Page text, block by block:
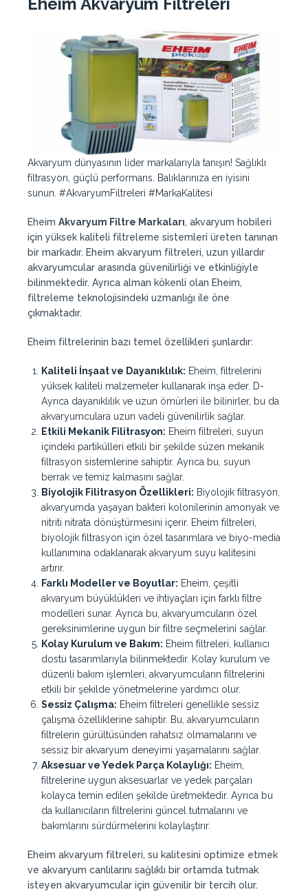
Akvaryum dünyasının lider markalarıyla tanışın! Sağlıklı
filtrasyon, güçlü performans. Balıklarınıza en iyisini
sunun. #AkvaryumFiltreleri #MarkaKalitesi
Eheim Akvaryum Filtre Markaları, akvaryum hobileri
için yüksek kaliteli filtreleme sistemleri üreten tanınan
bir markadır. Eheim akvaryum filtreleri, uzun yıllardır
akvaryumcular arasında güvenilirliği ve etkinliğiyle
bilinmektedir. Ayrıca alman kökenli olan Eheim,
filtreleme teknolojisindeki uzmanlığı ile öne
çıkmaktadır.
Eheim filtrelerinin bazı temel özellikleri şunlardır:
Kaliteli İnşaat ve Dayanıklılık: Eheim, filtrelerini
yüksek kaliteli malzemeler kullanarak inşa eder. D-
Ayrıca dayanıklılık ve uzun ömürleri ile bilinirler, bu da
akvaryumculara uzun vadeli güvenilirlik sağlar.
Etkili Mekanik Filitrasyon: Eheim filtreleri, suyun
içindeki partikülleri etkili bir şekilde süzen mekanik
filtrasyon sistemlerine sahiptir. Ayrıca bu, suyun
berrak ve temiz kalmasını sağlar.
Biyolojik Filitrasyon Özellikleri: Biyolojik filtrasyon,
akvaryumda yaşayan bakteri kolonilerinin amonyak ve
nitriti nitrata dönüştürmesini içerir. Eheim filtreleri,
biyolojik filtrasyon için özel tasarımlara ve biyo-media
kullanımına odaklanarak akvaryum suyu kalitesini
artırır.
Farklı Modeller ve Boyutlar: Eheim, çeşitli
akvaryum büyüklükleri ve ihtiyaçları için farklı filtre
modelleri sunar. Ayrıca bu, akvaryumcuların özel
gereksinimlerine uygun bir filtre seçmelerini sağlar.
Kolay Kurulum ve Bakım: Eheim filtreleri, kullanıcı
dostu tasarımlarıyla bilinmektedir. Kolay kurulum ve
düzenli bakım işlemleri, akvaryumcuların filtrelerini
etkili bir şekilde yönetmelerine yardımcı olur.
Sessiz Çalışma: Eheim filtreleri genellikle sessiz
çalışma özelliklerine sahiptir. Bu, akvaryumcuların
filtrelerin gürültüsünden rahatsız olmamalarını ve
sessiz bir akvaryum deneyimi yaşamalarını sağlar.
Aksesuar ve Yedek Parça Kolaylığı: Eheim,
filtrelerine uygun aksesuarlar ve yedek parçaları
kolayca temin edilen şekilde üretmektedir. Ayrıca bu
da kullanıcıların filtrelerini güncel tutmalarını ve
bakımlarını sürdürmelerini kolaylaştırır.
Eheim akvaryum filtreleri, su kalitesini optimize etmek
ve akvaryum canlılarını sağlıklı bir ortamda tutmak
isteyen akvaryumcular için güvenilir bir tercih olur.